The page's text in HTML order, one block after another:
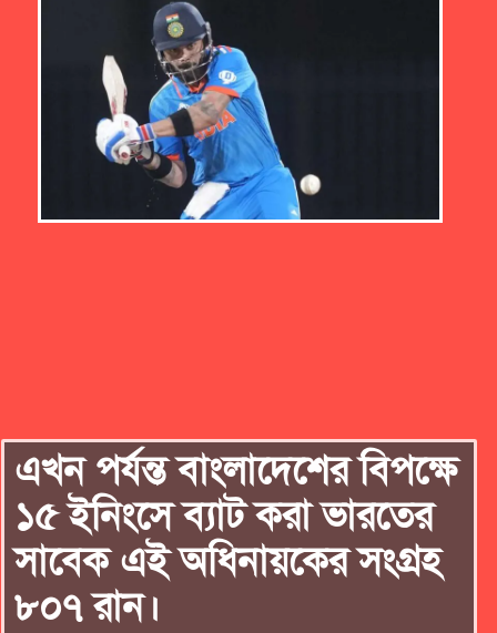
এখন পর্যন্ত বাংলাদেশের বিপক্ষে
১৫ ইনিংসে ব্যাট করা ভারতের
সাবেক এই অধিনায়কের সংগ্রহ
৮০৭ রান।